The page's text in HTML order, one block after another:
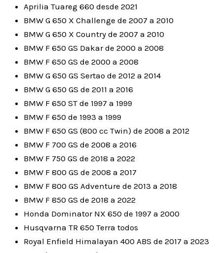
Aprilia Tuareg 660 desde 2021
BMW G 650 X Challenge de 2007 a 2010
BMW G 650 X Country de 2007 a 2010
BMW F 650 GS Dakar de 2000 a 2008
BMW F 650 GS de 2000 a 2008
BMW G 650 GS Sertao de 2012 a 2014
BMW G 650 GS de 2011 a 2016
BMW F 650 ST de 1997 a 1999
BMW F 650 de 1993 a 1999
BMW F 650 GS (800 cc Twin) de 2008 a 2012
BMW F 700 GS de 2008 a 2016
BMW F 750 GS de 2018 a 2022
BMW F 800 GS de 2008 a 2017
BMW F 800 GS Adventure de 2013 a 2018
BMW F 850 GS de 2018 a 2022
Honda Dominator NX 650 de 1997 a 2000
Husqvarna TR 650 Terra todos
Royal Enfield Himalayan 400 ABS de 2017 a 2023